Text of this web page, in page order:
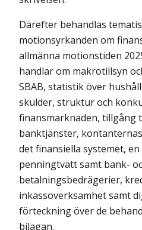
Därefter behandlas
motionsyrkanden om
allmänna motionstiden
handlar om makrotillsyn
SBAB, statistik över
skulder, struktur och
finansmarknaden, tillgång
banktjänster,
det finansiella systemet,
penningtvätt samt bank-
betalningsbedrägerier,
inkassoverksamhet samt
förteckning över de
bilagan.